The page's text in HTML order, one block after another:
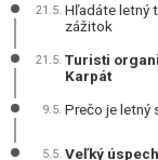
21.5. Hľadáte letný
zážitok
21.5. Turisti
Karpát
9.5. Prečo je letný
5.5. Veľký